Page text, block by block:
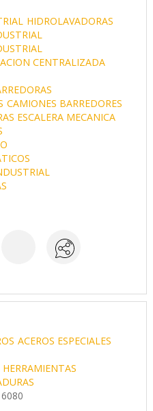
HIDROLAVADORAS
CENTRALIZADA
CAMIONES BARREDORES
ESCALERA MECANICA
ACEROS ESPECIALES
HERRAMIENTAS